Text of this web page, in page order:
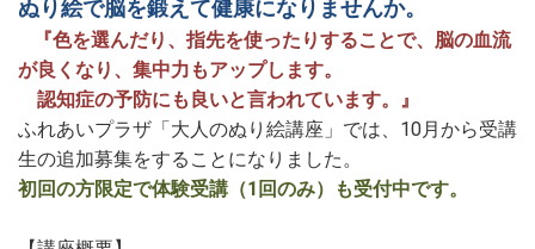
ぬり絵で脳を鍛えて健康になりませんか。
『色を選んだり、指先を使ったりすることで、脳の血流
が良くなり、集中力もアップします。
認知症の予防にも良いと言われています。』
ふれあいプラザ「大人のぬり絵講座」では、10月から受講
生の追加募集をすることになりました。
初回の方限定で体験受講（1回のみ）も受付中です。